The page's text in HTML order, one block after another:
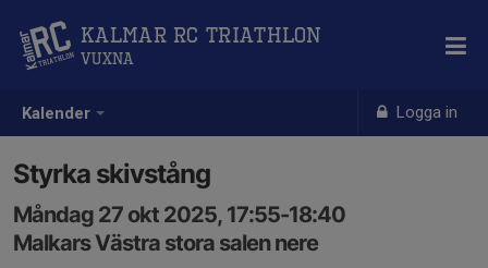
Kalender Logga in
Kalmar RC Triathlon
Vuxna
Styrka skivstång
Måndag 27 okt 2025, 17:55-18:40
Malkars Västra stora salen nere